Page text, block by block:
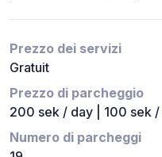
Prezzo dei servizi
Gratuit
Prezzo di parcheggio
200 sek / day | 100 sek
Numero di parcheggi